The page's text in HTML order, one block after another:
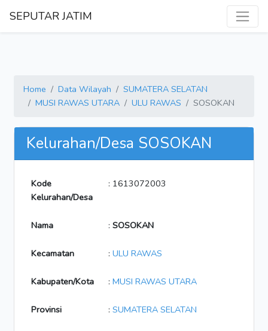
SEPUTAR JATIM
Home Data Wilayah
SUMATERA SELATAN
MUSI RAWAS UTARA
ULU RAWAS SOSOKAN
Kelurahan/Desa SOSOKAN
Kode
Kelurahan/Desa
: 1613072003
Nama : SOSOKAN
Kecamatan : ULU RAWAS
Kabupaten/Kota : MUSI RAWAS UTARA
Provinsi : SUMATERA SELATAN